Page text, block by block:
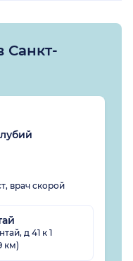
Санкт-
врач скорой
д 41 к 1
км)